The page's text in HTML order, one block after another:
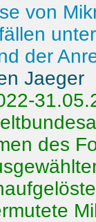
von
der
Jaeger
des